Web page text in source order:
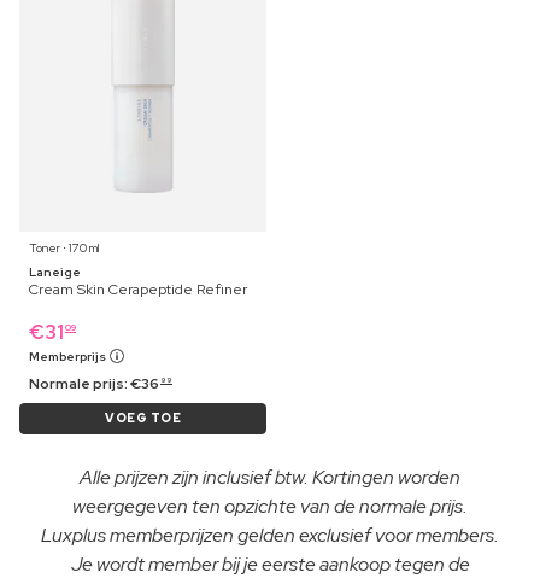
Toner ⋅ 170 ml
Laneige
Cream Skin Cerapeptide Refiner
€31 09
Memberprijs
Normale prijs:€36 99
VOEG TOE
Alle prijzen zijn inclusief btw. Kortingen worden
weergegeven ten opzichte van de normale prijs.
Luxplus memberprijzen gelden exclusief voor members.
Je wordt member bij je eerste aankoop tegen de